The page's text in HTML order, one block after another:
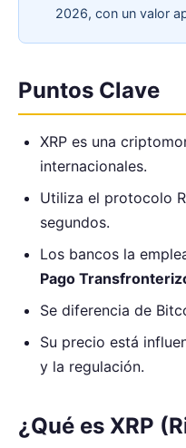
2026, con un valor
Puntos Clave
XRP es una
internacionales.
Utiliza el protocolo
segundos.
Los bancos la
Pago
Se diferencia de
Su precio está
y la regulación.
¿Qué es XRP